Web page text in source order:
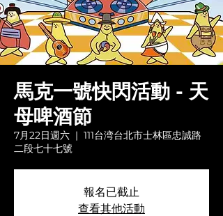
馬克一號快閃活動 - 天
母啤酒節
7月22日週六
  |
111台湾台北市士林區忠誠路
二段七十七號
報名已截止
查看其他活動